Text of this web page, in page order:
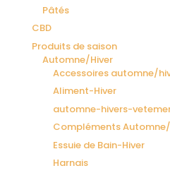
Pâtés
CBD
Produits de saison
Automne/Hiver
Accessoires automne/
Aliment-Hiver
automne-hivers-
Compléments
Essuie de Bain-Hiver
Harnais